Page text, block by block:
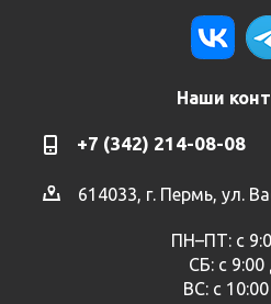
Наши
+7 (342) 214-08-08
614033, г. Пермь, ул.
ПН–ПТ: с
СБ: с
ВС: с